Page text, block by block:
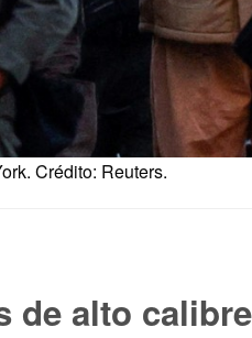
Crédito: Reuters.
de alto calibre